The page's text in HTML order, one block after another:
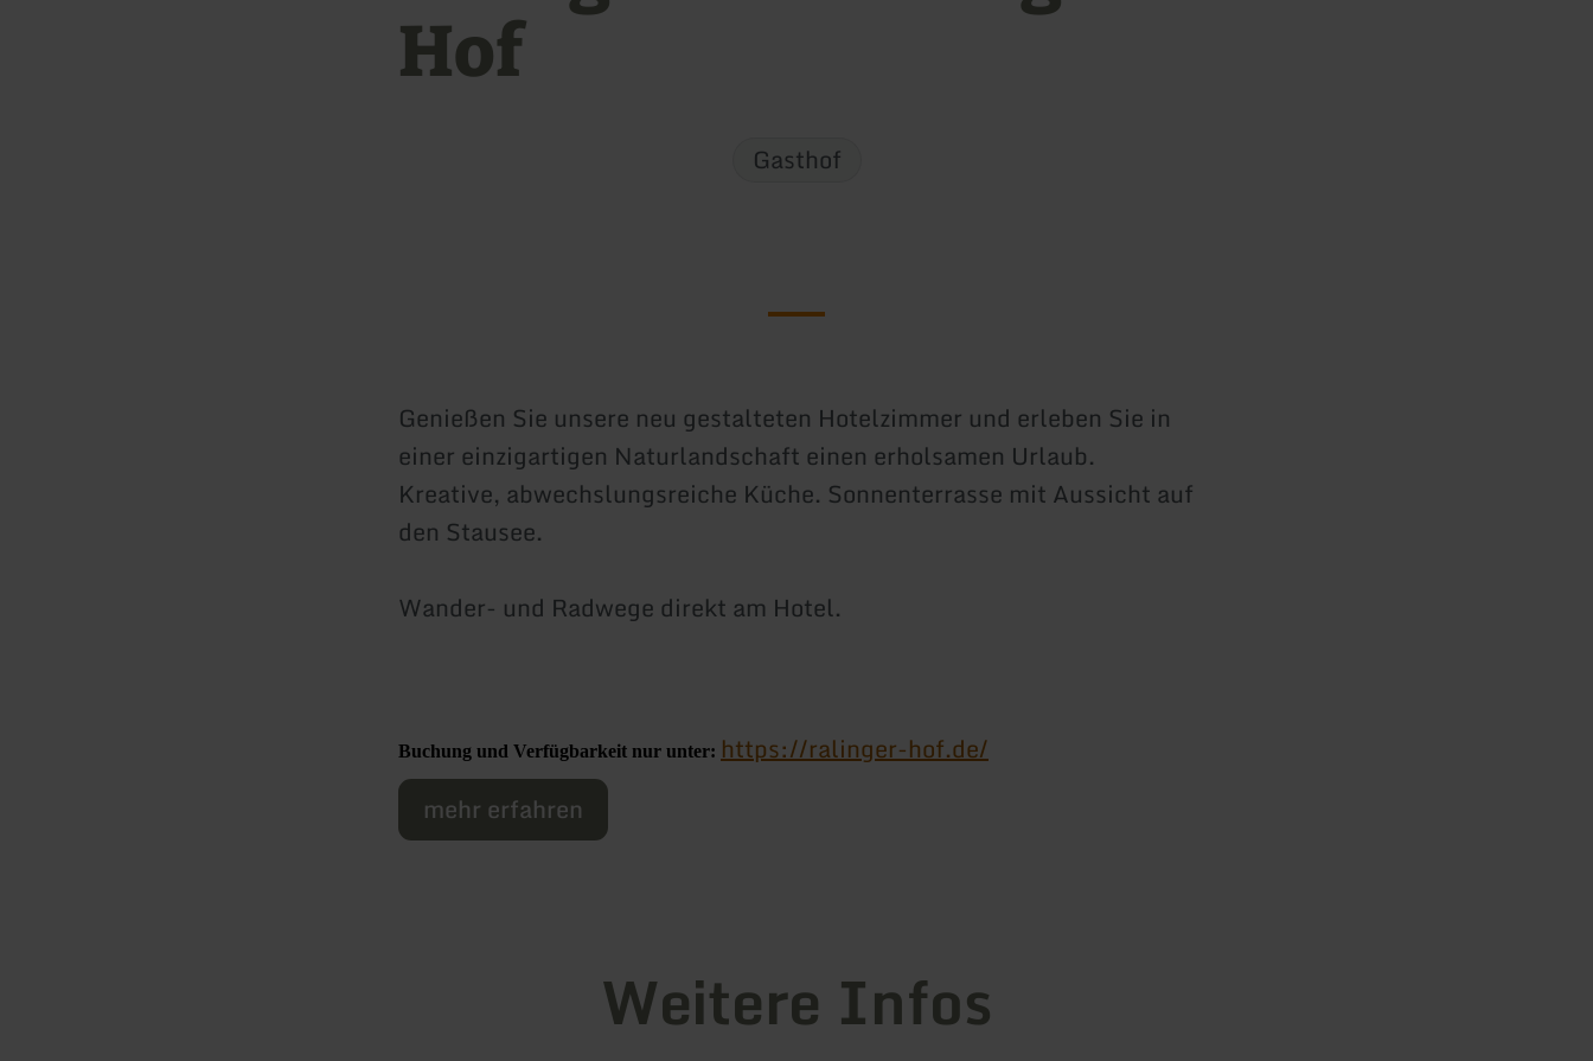
Hof
Gasthof
Genießen Sie unsere neu gestalteten Hotelzimmer und erleben Sie in
einer einzigartigen Naturlandschaft einen erholsamen Urlaub.
Kreative, abwechslungsreiche Küche. Sonnenterrasse mit Aussicht auf
den Stausee.
Wander- und Radwege direkt am Hotel.
Buchung und Verfügbarkeit nur unter: https://ralinger-hof.de/
mehr erfahren
Weitere Infos